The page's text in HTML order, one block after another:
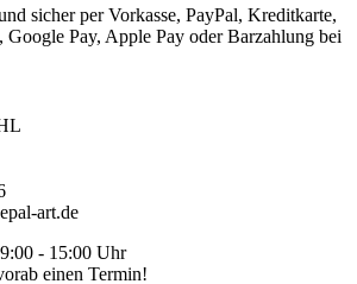
sicher per Vorkasse, PayPal, Kreditkarte,
Google Pay, Apple Pay oder Barzahlung bei
art.de
- 15:00 Uhr
einen Termin!